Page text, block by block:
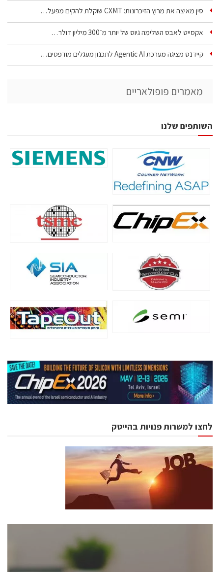
סין מאיצה את מרוץ הזיכרונות: CXMT שוקלת להקים מפעל…
אקסייט לאבס השלימה גיוס של יותר מ־300 מיליון דולר…
קיידנס מציגה מערכת Agentic AI לתכנון מעגלים מודפסים…
מאמרים פופולאריים
השותפים שלנו
לחצו למשרות פנויות בהייטק
כנסים ואירועים